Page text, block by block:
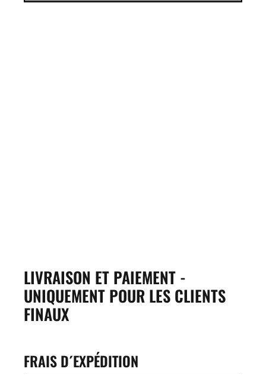
LIVRAISON ET PAIEMENT -
UNIQUEMENT POUR LES CLIENTS
FINAUX
FRAIS D´EXPÉDITION